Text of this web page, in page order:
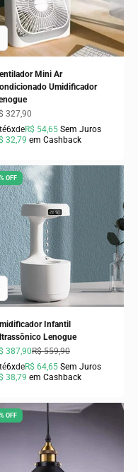
Mini Ar
Umidificador
promocional
327,90
6xdeR$ 54,65 Sem Juros
32,79 em Cashback
OFF
Infantil
Lenogue
promocional
387,90Preço normal
R$ 559,90
6xdeR$ 64,65 Sem Juros
38,79 em Cashback
OFF